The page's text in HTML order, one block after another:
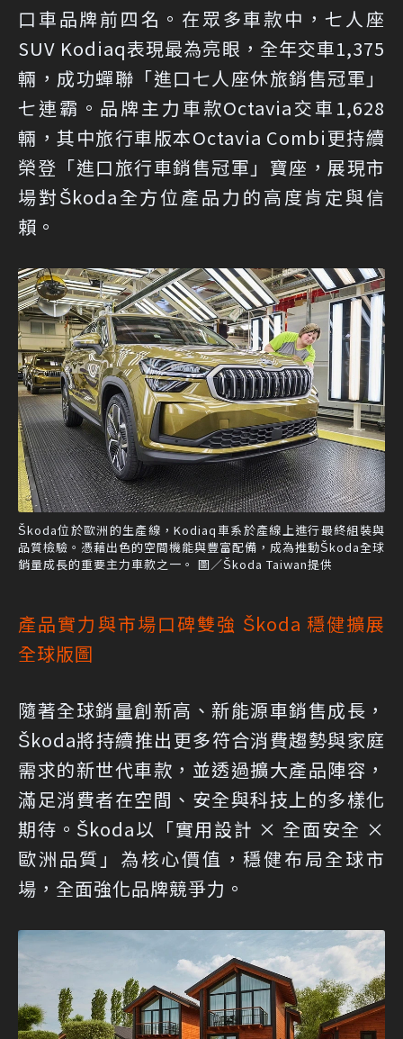
口車品牌前四名。在眾多車款中，七人座
SUV Kodiaq表現最為亮眼，全年交車1,375
輛，成功蟬聯「進口七人座休旅銷售冠軍」
七連霸。品牌主力車款Octavia交車1,628
輛，其中旅行車版本Octavia Combi更持續
榮登「進口旅行車銷售冠軍」寶座，展現市
場對Škoda全方位產品力的高度肯定與信
賴。
Škoda位於歐洲的生產線，Kodiaq車系於產線上進行最終組裝與
品質檢驗。憑藉出色的空間機能與豐富配備，成為推動Škoda全球
銷量成長的重要主力車款之一。 圖／Škoda Taiwan提供
產品實力與市場口碑雙強 Škoda 穩健擴展
全球版圖
隨著全球銷量創新高、新能源車銷售成長，
Škoda將持續推出更多符合消費趨勢與家庭
需求的新世代車款，並透過擴大產品陣容，
滿足消費者在空間、安全與科技上的多樣化
期待。Škoda以「實用設計 × 全面安全 ×
歐洲品質」為核心價值，穩健布局全球市
場，全面強化品牌競爭力。